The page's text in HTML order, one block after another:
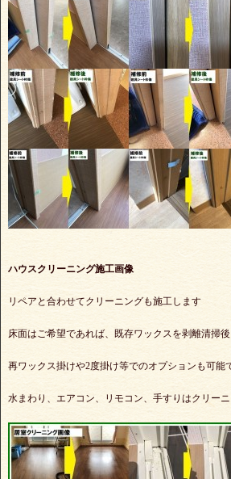
ハウスクリーニング施工画像
リペアと合わせてクリーニングも施工します
床面はご希望であれば、既存ワックスを剥離清掃
再ワックス掛けや2度掛け等でのオプションも可能
水まわり、エアコン、リモコン、手すりはクリー